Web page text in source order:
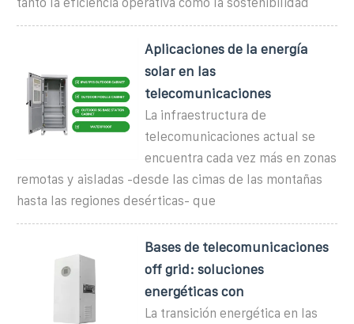
Aplicaciones de la energía
solar en las
telecomunicaciones
La infraestructura de
telecomunicaciones actual se
encuentra cada vez más en zonas
remotas y aisladas -desde las cimas de las montañas
hasta las regiones desérticas- que
Bases de telecomunicaciones
off grid: soluciones
energéticas con
La transición energética en las